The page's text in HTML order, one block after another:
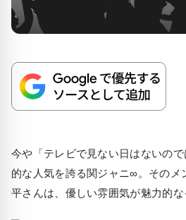
今や「テレビで見ない日はないの
的な人気を誇る関ジャニ∞。そのメ
平さんは、優しい雰囲気が魅力的な